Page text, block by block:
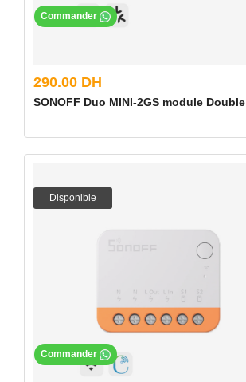
290.00 DH
SONOFF Duo MINI-2GS module Double
Commander
Disponible
Commander